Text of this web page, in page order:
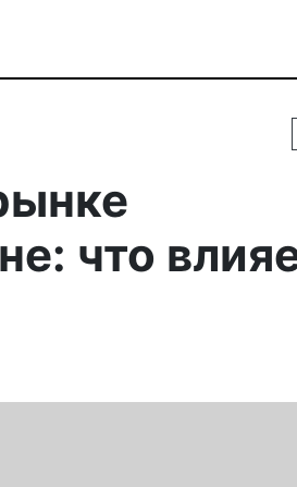
что